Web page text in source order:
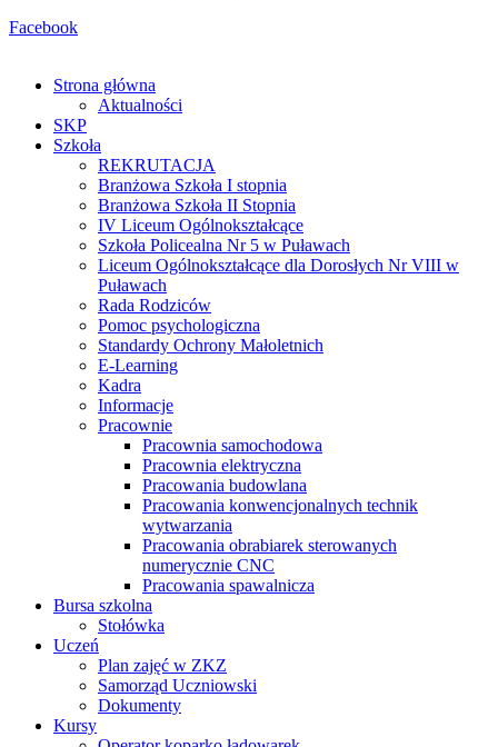
Facebook
Strona główna
Aktualności
SKP
Szkoła
REKRUTACJA
Branżowa Szkoła I stopnia
Branżowa Szkoła II Stopnia
IV Liceum Ogólnokształcące
Szkoła Policealna Nr 5 w Puławach
Liceum Ogólnokształcące dla Dorosłych Nr VIII w
Puławach
Rada Rodziców
Pomoc psychologiczna
Standardy Ochrony Małoletnich
E-Learning
Kadra
Informacje
Pracownie
Pracownia samochodowa
Pracownia elektryczna
Pracowania budowlana
Pracowania konwencjonalnych technik
wytwarzania
Pracowania obrabiarek sterowanych
numerycznie CNC
Pracowania spawalnicza
Bursa szkolna
Stołówka
Uczeń
Plan zajęć w ZKZ
Samorząd Uczniowski
Dokumenty
Kursy